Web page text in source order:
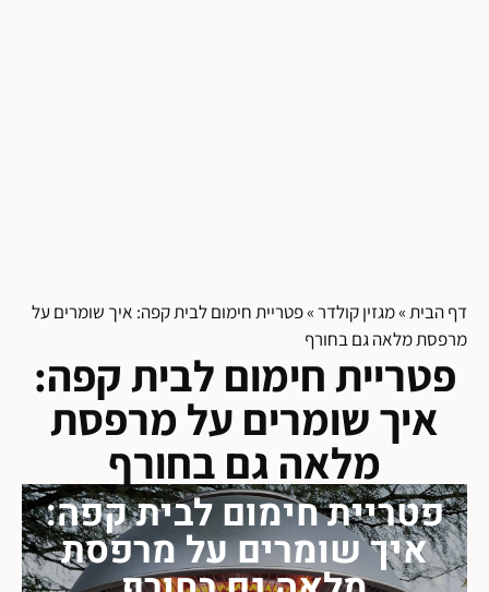
פטריית חימום לבית קפה:
איך שומרים על מרפסת
פטריית חימום לבית קפה:
איך שומרים על מרפסת
מלאה גם בחורף
דף הבית»מגזין קולדר»פטריית חימום לבית קפה: איך שומרים על
מרפסת מלאה גם בחורף